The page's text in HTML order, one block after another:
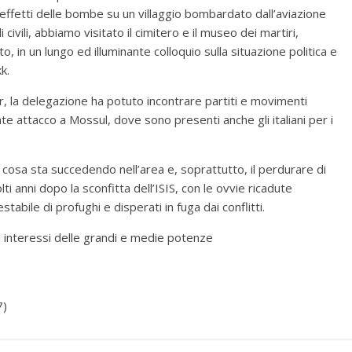
delle bombe su un villaggio bombardato dall’aviazione
abbiamo visitato il cimitero e il museo dei martiri,
in un lungo ed illuminante colloquio sulla situazione politica e
la delegazione ha potuto incontrare partiti e movimenti
attacco a Mossul, dove sono presenti anche gli italiani per i
sta succedendo nell’area e, soprattutto, il perdurare di
anni dopo la sconfitta dell’ISIS, con le ovvie ricadute
di profughi e disperati in fuga dai conflitti.
interessi delle grandi e medie potenze